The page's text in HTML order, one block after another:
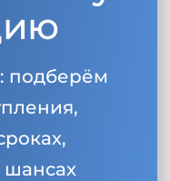
подберём
шансах